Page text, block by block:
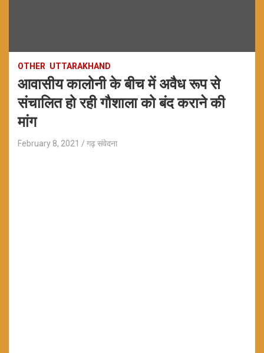
OTHER UTTARAKHAND
आवासीय कालोनी के बीच में अवैध रूप से
संचालित हो रही गौशाला को बंद कराने की
मांग
February 8, 2021 गढ़ संवेदना